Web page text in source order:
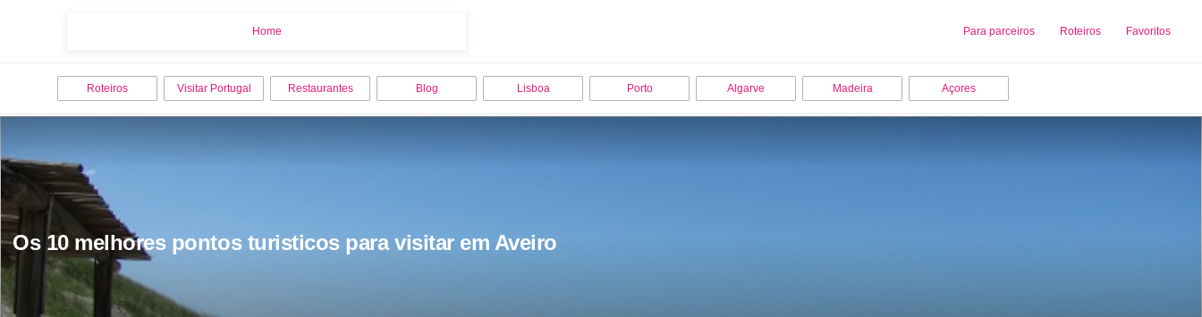
Home Para parceiros Roteiros Favoritos
Sobre nós Adicionar uma Empresa
Roteiros Visitar Portugal Restaurantes Blog Lisboa Porto Algarve Madeira Açores
Os 10 melhores pontos turisticos para visitar em Aveiro